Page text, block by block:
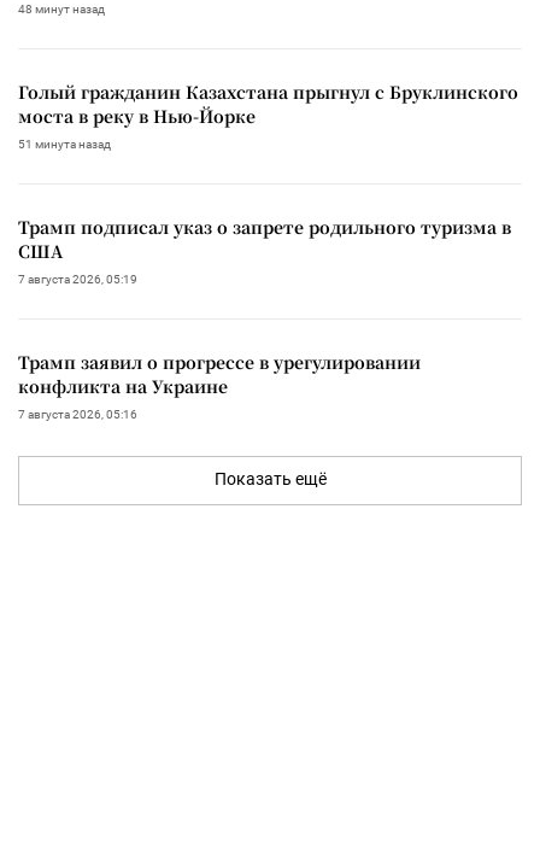
48 минут назад
Голый гражданин Казахстана прыгнул с Бруклинского
моста в реку в Нью-Йорке
51 минута назад
Трамп подписал указ о запрете родильного туризма в
США
7 августа 2026, 05:19
Трамп заявил о прогрессе в урегулировании
конфликта на Украине
7 августа 2026, 05:16
Показать ещё